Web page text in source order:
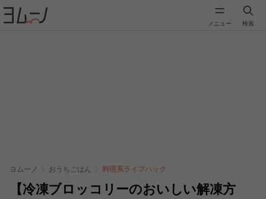
メニュー 検索
ヨムーノ おうちごはん 料理系ライフハック
【冷凍ブロッコリーのおいしい解凍方